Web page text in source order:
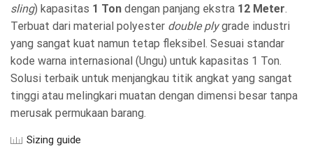
sling) kapasitas 1 Ton dengan panjang ekstra 12 Meter.
Terbuat dari material polyester double plygrade industri
yang sangat kuat namun tetap fleksibel. Sesuai standar
kode warna internasional (Ungu) untuk kapasitas 1 Ton.
Solusi terbaik untuk menjangkau titik angkat yang sangat
tinggi atau melingkari muatan dengan dimensi besar tanpa
merusak permukaan barang.
Sizing guide